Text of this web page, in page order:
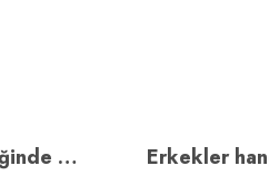
CARMEN | Türk Saatçiliğinde Zamana Saygı, Medeniyete Vefa Erkekler